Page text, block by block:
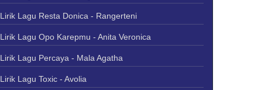
Lirik Lagu Resta Donica - Rangerteni
Lirik Lagu Opo Karepmu - Anita Veronica
Lirik Lagu Percaya - Mala Agatha
Lirik Lagu Toxic - Avolia